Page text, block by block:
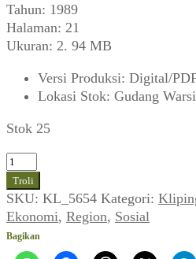
Tahun: 1989
Halaman: 21
Ukuran: 2. 94 MB
Versi Produksi: Digital/
Lokasi Stok: Gudang
Stok 25
Kuantitas
Pulau
Judi:
Chrismas,
Pesaing
Macao
Troli
SKU: KL_5654 Kategori:
Ekonomi, Region, Sosial
Bagikan